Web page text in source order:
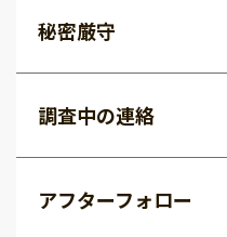
秘密厳守
調査中の連絡
アフターフォロー